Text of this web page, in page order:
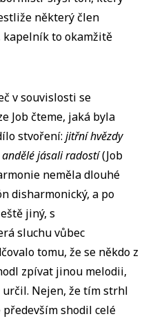
některý člen
kapelník to okamžitě
v souvislosti se
Job čteme, jaká byla
stvoření:jitřní hvězdy
andělé jásali radostí(Job
neměla dlouhé
disharmonický, a po
jiný, s
sluchu vůbec
tomu, že se někdo z
zpívat jinou melodii,
Nejen, že tím strhl
shodil celé